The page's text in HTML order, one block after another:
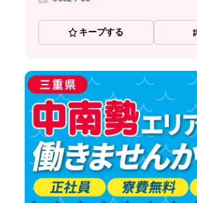
キープする